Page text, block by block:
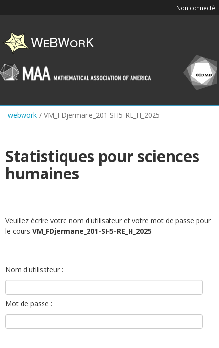
content
Non connecté.
webwork / VM_FDjermane_201-SH5-RE_H_2025
Statistiques pour sciences
humaines
Veuillez écrire votre nom d'utilisateur et votre mot de passe pour
le coursVM_FDjermane_201-SH5-RE_H_2025 :
Nom d'utilisateur :
Mot de passe :